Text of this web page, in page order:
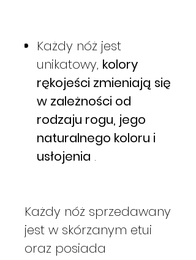
Każdy nóż jest
unikatowy, kolory
rękojeści zmieniają się
w zależności od
rodzaju rogu, jego
naturalnego koloru i
usłojenia .
Każdy nóż sprzedawany
jest w skórzanym etui
oraz posiada